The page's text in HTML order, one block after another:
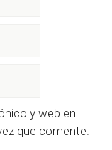
y web en
que comente.